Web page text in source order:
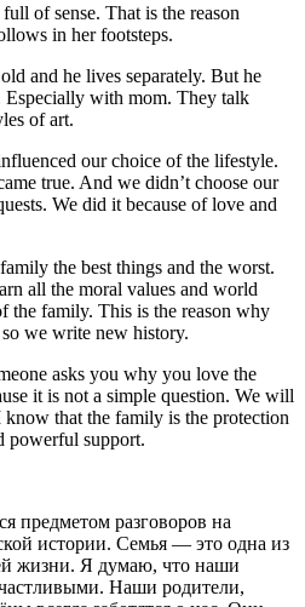
of sense. That is the reason
in her footsteps.
and he lives separately. But he
with mom. They talk
of art.
our choice of the lifestyle.
true. And we didn’t choose our
We did it because of love and
the best things and the worst.
all the moral values and world
the family. This is the reason why
we write new history.
asks you why you love the
it is not a simple question. We will
that the family is the protection
powerful support.
предметом разговоров на
истории. Семья — это одна из
жизни. Я думаю, что наши
Наши родители,